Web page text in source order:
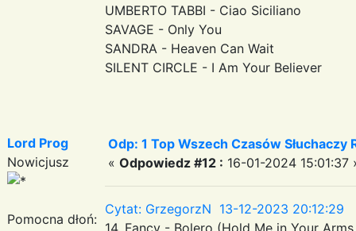
UMBERTO TABBI - Ciao Siciliano
SAVAGE - Only You
SANDRA - Heaven Can Wait
SILENT CIRCLE - I Am Your Believer
Lord Prog
Nowicjusz
Pomocna dłoń:
Odp: 1 Top Wszech Czasów Słuchaczy
« Odpowiedz #12 : 16-01-2024 15:01:37
Cytat: GrzegorzN 13-12-2023 20:12:29
14. Fancy - Bolero (Hold Me in Your